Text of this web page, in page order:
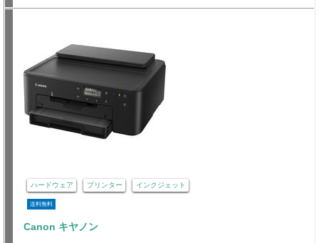
ハードウェア プリンター インクジェット
送料無料
Canon キヤノン